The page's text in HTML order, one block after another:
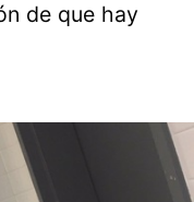
de que hay